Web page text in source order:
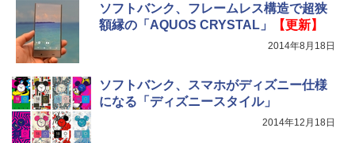
ソフトバンク、フレームレス構造で超狭
額縁の「AQUOS CRYSTAL」
【更新】
2014年8月18日
ソフトバンク、スマホがディズニー仕様
になる「ディズニースタイル」
2014年12月18日